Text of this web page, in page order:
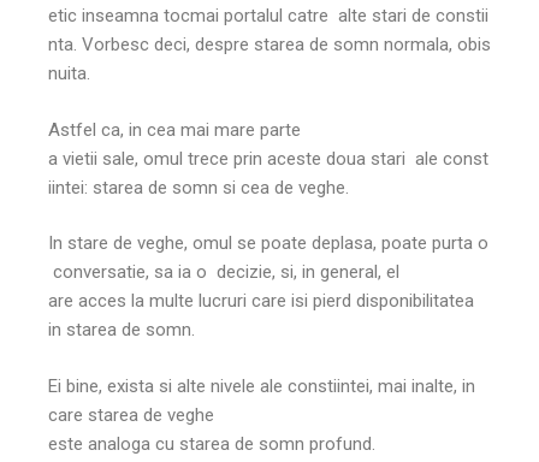
etic inseamna tocmai portalul catre alte stari de constii
nta. Vorbesc deci, despre starea de somn normala, obis
nuita.
Astfel ca, in cea mai mare parte
a vietii sale, omul trece prin aceste doua stari ale const
iintei: starea de somn si cea de veghe.
In stare de veghe, omul se poate deplasa, poate purta o
conversatie, sa ia o decizie, si, in general, el
are acces la multe lucruri care isi pierd disponibilitatea
in starea de somn.
Ei bine, exista si alte nivele ale constiintei, mai inalte, in
care starea de veghe
este analoga cu starea de somn profund.